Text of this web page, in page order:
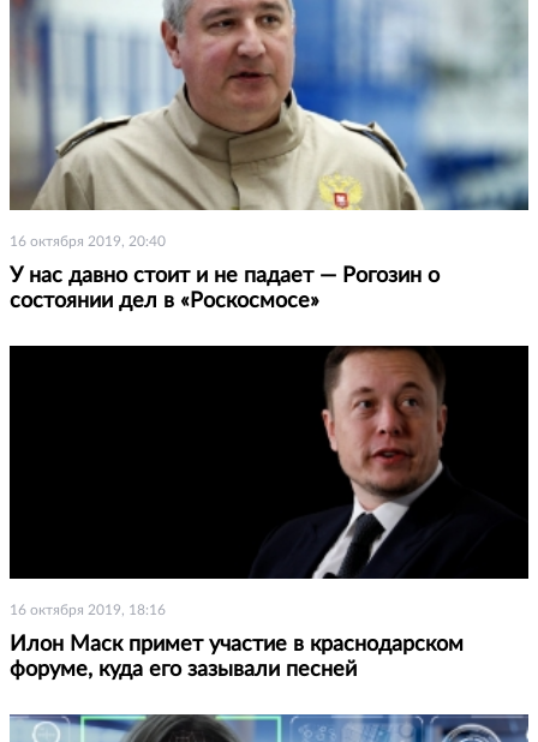
16 октября 2019, 20:40
У нас давно стоит и не падает — Рогозин о
состоянии дел в «Роскосмосе»
16 октября 2019, 18:16
Илон Маск примет участие в краснодарском
форуме, куда его зазывали песней